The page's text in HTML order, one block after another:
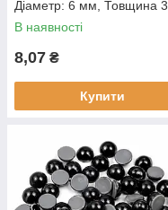
Діаметр: 6 мм, Товщина 3
мм, (50 шт.)
В наявності
8,07 ₴
Купити